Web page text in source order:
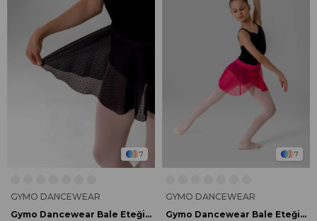
7
GYMO DANCEWEAR
Gymo Dancewear Bale Eteği Daisy Dotted
7
GYMO DANCEWEAR
Gymo Dancewear Bale Eteği Daisy Fuşya